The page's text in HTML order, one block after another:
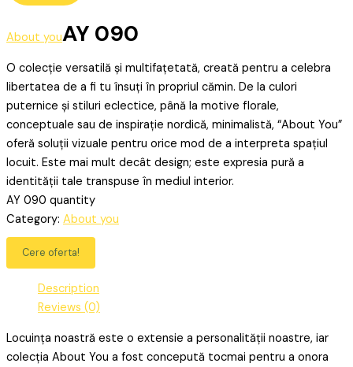
About youAY 090
O colecție versatilă și multifațetată, creată pentru a celebra
libertatea de a fi tu însuți în propriul cămin. De la culori
puternice și stiluri eclectice, până la motive florale,
conceptuale sau de inspirație nordică, minimalistă, “About You”
oferă soluții vizuale pentru orice mod de a interpreta spațiul
locuit. Este mai mult decât design; este expresia pură a
identității tale transpuse în mediul interior.
AY 090 quantity
Category: About you
Cere oferta!
Description
Reviews (0)
Locuința noastră este o extensie a personalității noastre, iar
colecția About You a fost concepută tocmai pentru a onora